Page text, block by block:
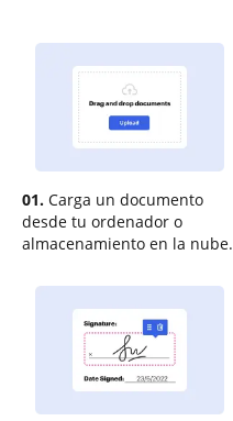
01. Carga un documento
desde tu ordenador o
almacenamiento en la nube.